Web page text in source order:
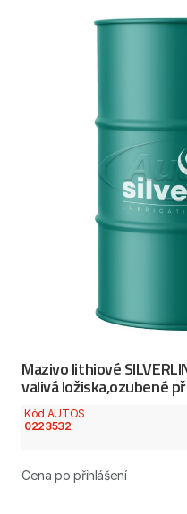
Mazivo lithiové
valivá ložiska,ozubené
Kód AUTOS
0223532
Cena po přihlášení